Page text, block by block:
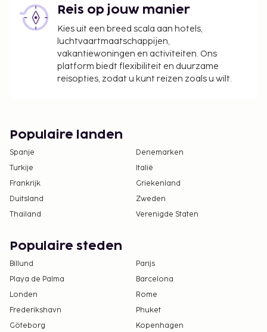
Reis op jouw manier
Kies uit een breed scala aan hotels,
luchtvaartmaatschappijen,
vakantiewoningen en activiteiten. Ons
platform biedt flexibiliteit en duurzame
reisopties, zodat u kunt reizen zoals u wilt.
Populaire landen
Spanje
Denemarken
Turkije
Italië
Frankrijk
Griekenland
Duitsland
Zweden
Thailand
Verenigde Staten
Populaire steden
Billund
Parijs
Playa de Palma
Barcelona
Londen
Rome
Frederikshavn
Phuket
Göteborg
Kopenhagen